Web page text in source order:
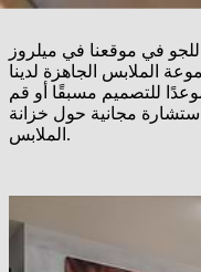
في موقعنا في ميلروز
الملابس الجاهزة لدينا
للتصميم مسبقًا أو قم
مجانية حول خزانة
الملابس.